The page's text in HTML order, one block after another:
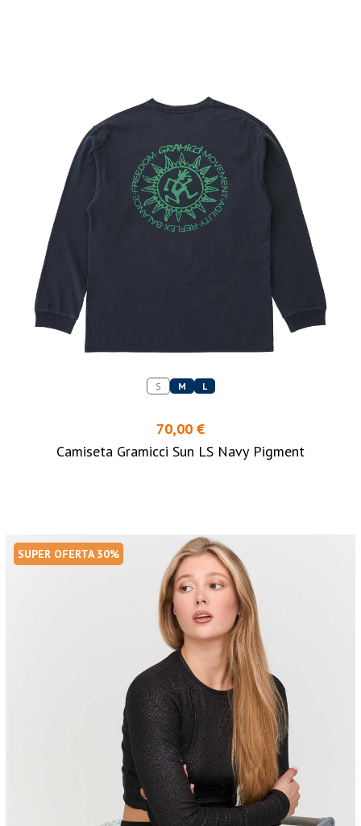
S M L
70,00 €
Camiseta Gramicci Sun LS Navy Pigment
SUPER OFERTA 30%